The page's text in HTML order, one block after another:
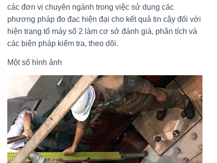
các đơn vị chuyên ngành trong việc sử dụng các
phương pháp đo đạc hiện đại cho kết quả tin cậy đối với
hiện trạng tổ máy số 2 làm cơ sở đánh giá, phân tích và
các biện pháp kiểm tra, theo dõi.
Một số hình ảnh